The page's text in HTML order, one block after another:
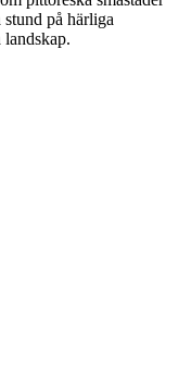
på härliga
landskap.